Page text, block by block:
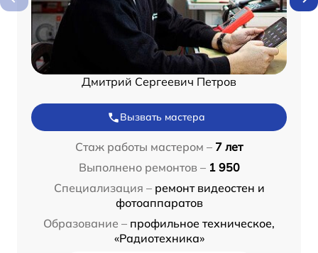
Дмитрий Сергеевич Петров
Вызвать мастера
Стаж работы мастером – 7 лет
Выполнено ремонтов – 1 950
Специализация – ремонт видеостен и
фотоаппаратов
Образование – профильное техническое,
«Радиотехника»